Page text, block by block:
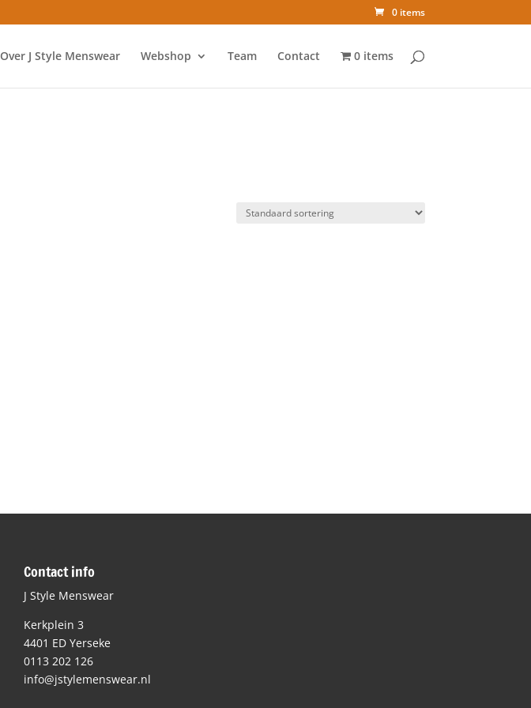
0 items
Over J Style Menswear Webshop Team Contact 0 items
Contact info
J Style Menswear
Kerkplein 3
4401 ED Yerseke
0113 202 126
info@jstylemenswear.nl